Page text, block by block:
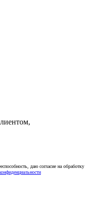
даю согласие на обработку